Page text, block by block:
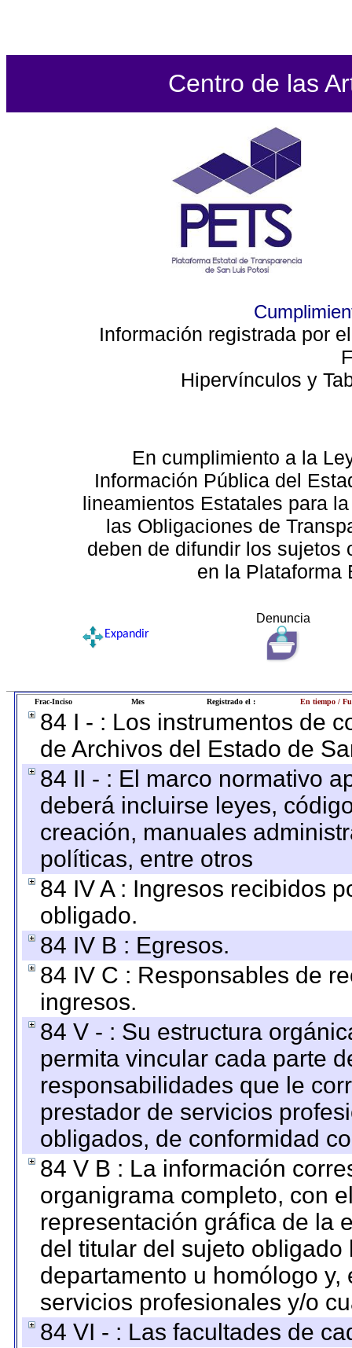
Centro de las
Información registrada por
Hipervínculos y
En cumplimiento a la
Información Pública del
lineamientos Estatales para
las Obligaciones de
deben de difundir los sujetos
en la Plataforma
Denuncia
Expandir
Frac-Inciso Mes Registrado el : En tiempo /
84 I - : Los instrumentos de
de Archivos del Estado de
84 II - : El marco normativo
deberá incluirse leyes,
creación, manuales
políticas, entre otros
84 IV A : Ingresos recibidos
obligado.
84 IV B : Egresos.
84 IV C : Responsables de
ingresos.
84 V - : Su estructura
permita vincular cada parte
responsabilidades que le
prestador de servicios
obligados, de conformidad
84 V B : La información
organigrama completo, con
representación gráfica de la
del titular del sujeto
departamento u homólogo
servicios profesionales y/o
84 VI - : Las facultades de